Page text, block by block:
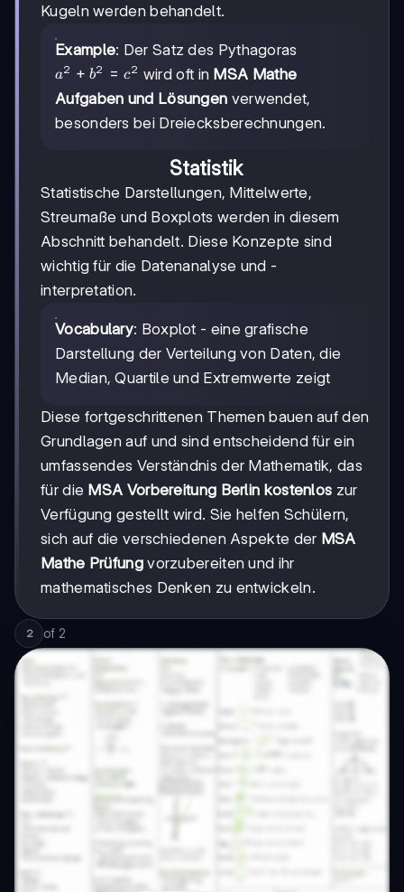
Kugeln werden behandelt.
Example: Der Satz des Pythagoras
a²
+
b²
=
a2 + b2 = c2 wird oft in MSA Mathe
Aufgaben und Lösungen verwendet,
besonders bei Dreiecksberechnungen.
Statistik
Statistische Darstellungen, Mittelwerte,
Streumaße und Boxplots werden in diesem
Abschnitt behandelt. Diese Konzepte sind
wichtig für die Datenanalyse und -
interpretation.
Vocabulary: Boxplot - eine grafische
Darstellung der Verteilung von Daten, die
Median, Quartile und Extremwerte zeigt
Diese fortgeschrittenen Themen bauen auf den
Grundlagen auf und sind entscheidend für ein
umfassendes Verständnis der Mathematik, das
für die MSA Vorbereitung Berlin kostenlos zur
Verfügung gestellt wird. Sie helfen Schülern,
sich auf die verschiedenen Aspekte der MSA
Mathe Prüfungvorzubereiten und ihr
mathematisches Denken zu entwickeln.
2 of 2